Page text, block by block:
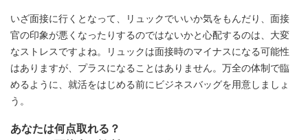
いざ面接に行くとなって、リュックでいいか気をもんだり、面接
官の印象が悪くなったりするのではないかと心配するのは、大変
なストレスですよね。リュックは面接時のマイナスになる可能性
はありますが、プラスになることはありません。万全の体制で臨
めるように、就活をはじめる前にビジネスバッグを用意しましょ
う。
あなたは何点取れる？